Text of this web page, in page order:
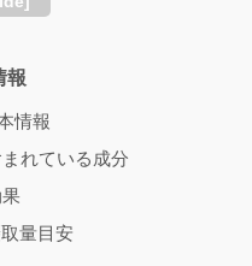
報
情報
れている成分
量目安